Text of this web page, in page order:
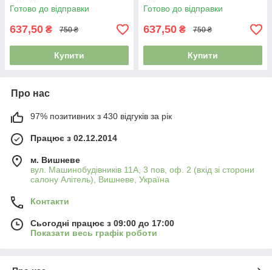
Готово до відправки
637,50 ₴ 750 ₴
Купити
Готово до відправки
637,50 ₴ 750 ₴
Купити
Про нас
97% позитивних з 430 відгуків за рік
Працює з 02.12.2014
м. Вишневе
вул. Машинобудівників 11А, 3 пов, оф. 2 (вхід зі сторони
салону Алітель), Вишневе, Україна
Контакти
Сьогодні працює з 09:00 до 17:00
Показати весь графік роботи